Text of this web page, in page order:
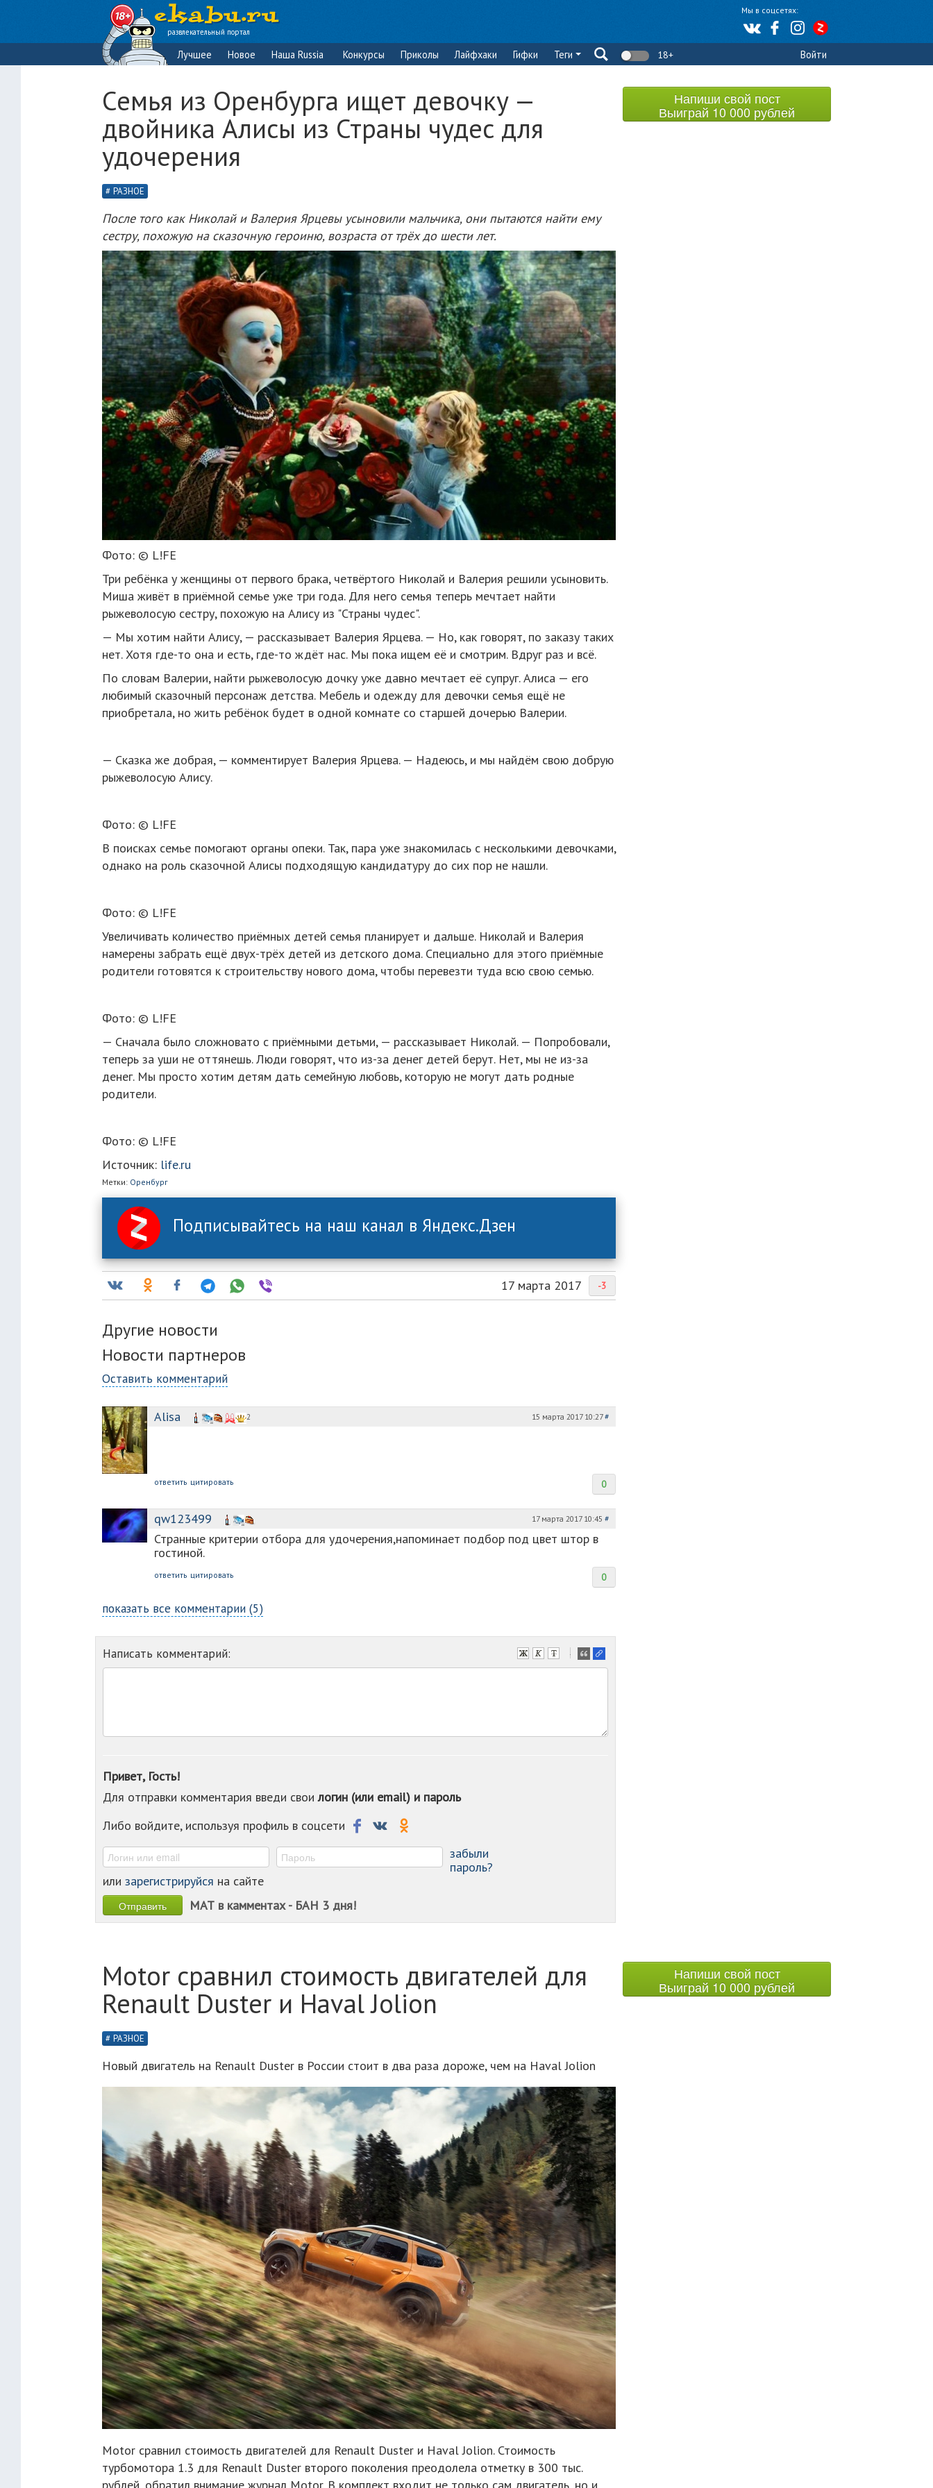
Мы в соцсетях:
развлекательный портал
Лучшее Новое Наша Russia Конкурсы Приколы Лайфхаки Гифки Теги 18+ Войти
Семья из Оренбурга ищет девочку —
двойника Алисы из Страны чудес для
удочерения
РАЗНОЕ
После того как Николай и Валерия Ярцевы усыновили мальчика, они пытаются найти ему
сестру, похожую на сказочную героиню, возраста от трёх до шести лет.
Фото: © L!FE
Три ребёнка у женщины от первого брака, четвёртого Николай и Валерия решили усыновить.
Миша живёт в приёмной семье уже три года. Для него семья теперь мечтает найти
рыжеволосую сестру, похожую на Алису из "Страны чудес".
— Мы хотим найти Алису, — рассказывает Валерия Ярцева. — Но, как говорят, по заказу таких
нет. Хотя где-то она и есть, где-то ждёт нас. Мы пока ищем её и смотрим. Вдруг раз и всё.
По словам Валерии, найти рыжеволосую дочку уже давно мечтает её супруг. Алиса — его
любимый сказочный персонаж детства. Мебель и одежду для девочки семья ещё не
приобретала, но жить ребёнок будет в одной комнате со старшей дочерью Валерии.
— Сказка же добрая, — комментирует Валерия Ярцева. — Надеюсь, и мы найдём свою добрую
рыжеволосую Алису.
Фото: © L!FE
В поисках семье помогают органы опеки. Так, пара уже знакомилась с несколькими девочками,
однако на роль сказочной Алисы подходящую кандидатуру до сих пор не нашли.
Фото: © L!FE
Увеличивать количество приёмных детей семья планирует и дальше. Николай и Валерия
намерены забрать ещё двух-трёх детей из детского дома. Специально для этого приёмные
родители готовятся к строительству нового дома, чтобы перевезти туда всю свою семью.
Фото: © L!FE
— Сначала было сложновато с приёмными детьми, — рассказывает Николай. — Попробовали,
теперь за уши не оттянешь. Люди говорят, что из-за денег детей берут. Нет, мы не из-за
денег. Мы просто хотим детям дать семейную любовь, которую не могут дать родные
родители.
Фото: © L!FE
Источник: life.ru
Метки: Оренбург
Подписывайтесь на наш канал в Яндекс.Дзен
-3
17 марта 2017
Другие новости
Новости партнеров
Оставить комментарий
Аlisa 15 марта 2017 10:27#
2
0
ответить цитировать
qw123499 17 марта 2017 10:45 #
Странные критерии отбора для удочерения,напоминает подбор под цвет штор в
гостиной.
0
ответить цитировать
показать все комментарии (5)
Написать комментарий:
-
-
-
Привет, Гость!
Для отправки комментария введи своилогин (или email) и пароль
Либо войдите, используя профиль в соцсети
забыли
пароль?
или зарегистрируйся на сайте
МАТ в камментах - БАН 3 дня!
Напиши свой пост
Выиграй 10 000 рублей
Motor сравнил стоимость двигателей для
Renault Duster и Haval Jolion
РАЗНОЕ
Новый двигатель на Renault Duster в России стоит в два раза дороже, чем на Haval Jolion
Motor сравнил стоимость двигателей для Renault Duster и Haval Jolion. Стоимость
турбомотора 1.3 для Renault Duster второго поколения преодолела отметку в 300 тыс.
Напиши свой пост
Выиграй 10 000 рублей